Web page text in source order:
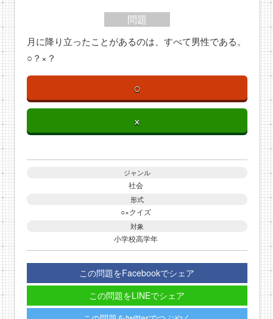
問題
月に降り立ったことがあるのは、すべて男性である。
○？×？
○
×
ジャンル
社会
形式
○×クイズ
対象
小学校高学年
この問題をFacebookでシェア
この問題をLINEでシェア